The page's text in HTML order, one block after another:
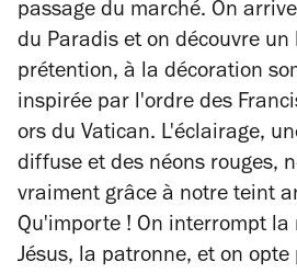
passage du marché. On
du Paradis et on découvre un
prétention, à la décoration
inspirée par l'ordre des
ors du Vatican. L'éclairage,
diffuse et des néons rouges,
vraiment grâce à notre teint
Qu'importe ! On interrompt la
Jésus, la patronne, et on opte